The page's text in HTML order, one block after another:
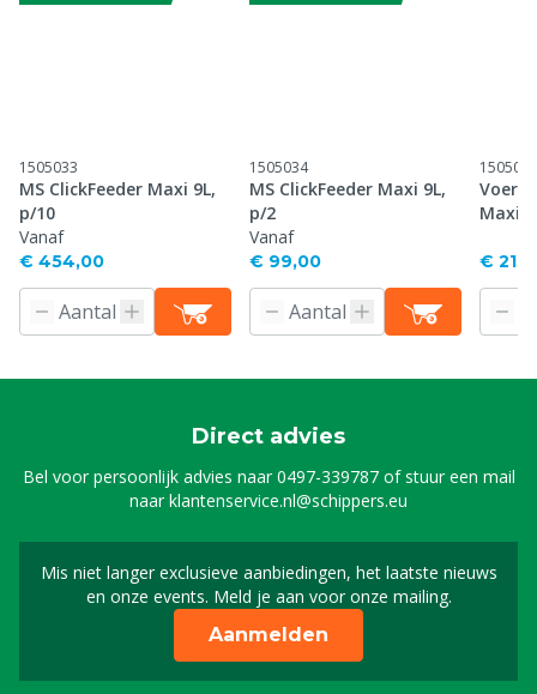
1505033
MS ClickFeeder Maxi 9L,
p/10
Vanaf
€ 454,00
1505034
MS ClickFeeder Maxi 9L,
p/2
Vanaf
€ 99,00
1505035
Maxi
€
Direct advies
Bel voor persoonlijk advies naar0497-339787of stuur een mail
naarklantenservice.nl@schippers.eu
Mis niet langer exclusieve aanbiedingen, het laatste nieuws
en onze events. Meld je aan voor onze mailing.
Schrijf je in voor onze
Aanmelden